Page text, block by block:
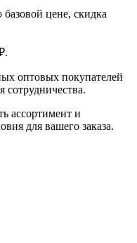
цене, скидка
оптовых покупателей
сотрудничества.
ассортимент и
для вашего заказа.